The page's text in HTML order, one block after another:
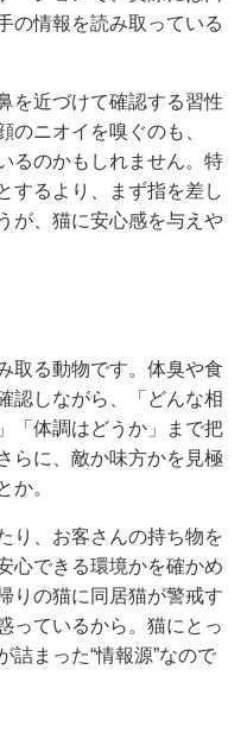
の情報を読み取っている
を近づけて確認する習性
のニオイを嗅ぐのも、
るのかもしれません。特
するより、まず指を差し
が、猫に安心感を与えや
取る動物です。体臭や食
認しながら、「どんな相
「体調はどうか」まで把
らに、敵か味方かを見極
か。
り、お客さんの持ち物を
心できる環境かを確かめ
りの猫に同居猫が警戒す
っているから。猫にとっ
詰まった“情報源”なので